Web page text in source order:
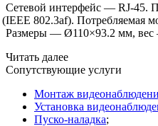
Сетевой интерфейс — RJ-45.
(IEEE 802.3af). Потребляемая
Размеры — Ø110×93.2 мм, вес
Читать далее
Сопутствующие услуги
Монтаж
Установка
Пуско-наладка;